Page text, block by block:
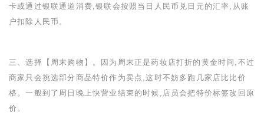
卡或通过银联通道消费,银联会按照当日人民币兑日元的汇率,从账
户扣除人民币。
三、选择【周末购物】。因为周末正是药妆店打折的黄金时间,不过
商家只会挑选部分商品特价作为卖点,这时不妨多跑几家店比比价
格。一般到了周日晚上快营业结束的时候,店员会把特价标签改回原
价。